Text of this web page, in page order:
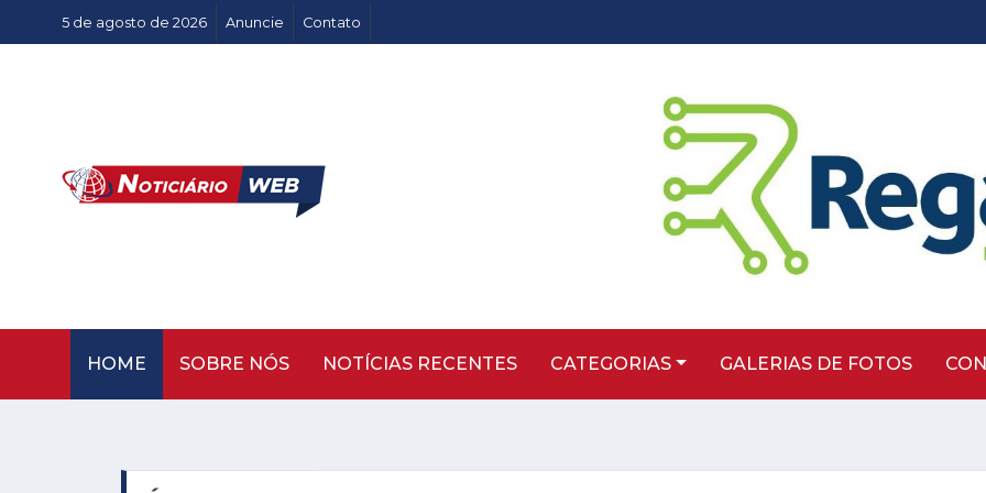
5 de agosto de 2026 Anuncie Contato
HOME SOBRE NÓS NOTÍCIAS RECENTES CATEGORIAS GALERIAS DE FOTOS